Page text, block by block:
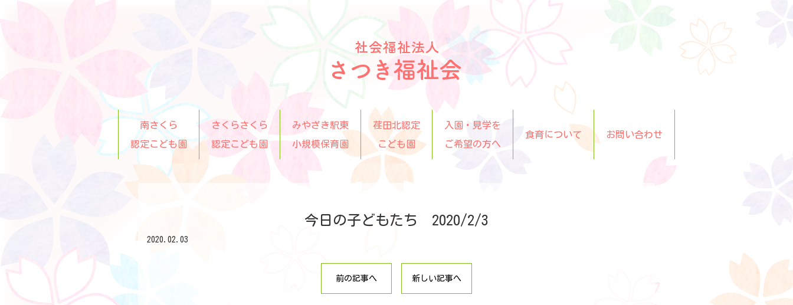
南さくら
認定こども園
さくらさくら
認定こども園
みやざき駅東
小規模保育園
荏田北認定
こども園
入園・見学を
ご希望の方へ
食育について お問い合わせ
今日の子どもたち 2020/2/3
2020.02.03
前の記事へ 新しい記事へ